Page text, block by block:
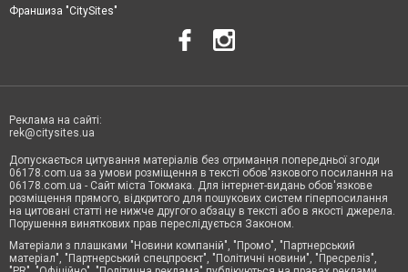
Франшиза "CitySites"
Реклама на сайті:
rek@citysites.ua
Допускається цитування матеріалів без отримання попередньої згоди
06178.com.ua за умови розміщення в тексті обов'язкового посилання на
06178.com.ua - Сайт міста Токмака. Для інтернет-видань обов'язкове
розміщення прямого, відкритого для пошукових систем гіперпосилання
на цитовані статті не нижче другого абзацу в тексті або в якості джерела.
Порушення виняткових прав переслідується Законом.
Матеріали з плашками "Новини компаній", "Промо", "Партнерський
матеріал", "Партнерський спецпроєкт", "Політичні новини", "Пресреліз",